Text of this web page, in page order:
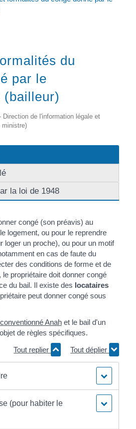
du
par le
(bailleur)
de l'information légale et
ministre)
la loi de 1948
congé (son préavis) au
logement, ou pour le reprendre
loger un proche), ou pour un motif
en cas de faute du
des conditions de forme et de
propriétaire doit donner congé
du bail. Il existe des locataires
peut donner congé sous
Anahet le bail d'un
de règles spécifiques.
Tout replier Tout déplier
(pour habiter le